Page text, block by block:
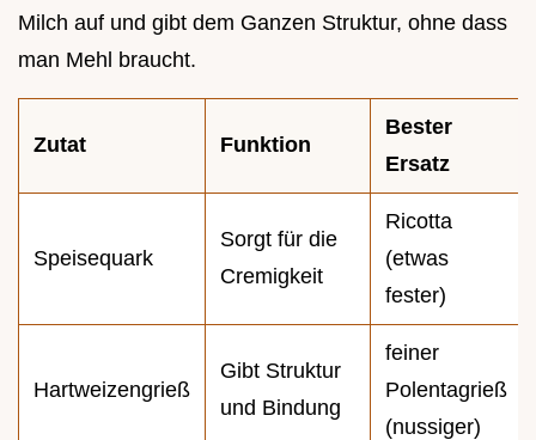
Milch auf und gibt dem Ganzen Struktur, ohne dass
man Mehl braucht.
Zutat Funktion
Bester
Ersatz
Speisequark
Sorgt für die
Cremigkeit
Ricotta
(etwas
fester)
Hartweizengrieß
Gibt Struktur
und Bindung
feiner
Polentagrieß
(nussiger)